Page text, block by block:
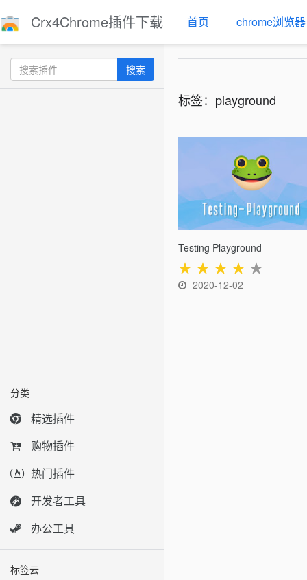
Crx4Chrome插件下载 首页 chrome浏览器
搜索
分类
精选插件
购物插件
热门插件
开发者工具
办公工具
标签云
标签：playground
Testing Playground
★ ★ ★ ★ ★
2020-12-02